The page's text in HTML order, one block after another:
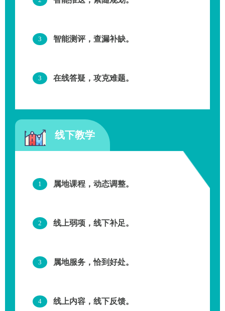
3 智能测评，查漏补缺。
3 在线答疑，攻克难题。
线下教学
1 属地课程，动态调整。
2 线上弱项，线下补足。
3 属地服务，恰到好处。
4 线上内容，线下反馈。